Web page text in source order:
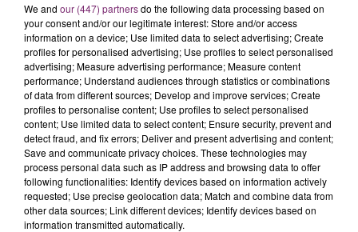
We and our (447) partnersdo the following data processing based on
your consent and/or our legitimate interest: Store and/or access
information on a device; Use limited data to select advertising; Create
profiles for personalised advertising; Use profiles to select personalised
advertising; Measure advertising performance; Measure content
performance; Understand audiences through statistics or combinations
of data from different sources; Develop and improve services; Create
profiles to personalise content; Use profiles to select personalised
content; Use limited data to select content; Ensure security, prevent and
detect fraud, and fix errors; Deliver and present advertising and content;
Save and communicate privacy choices. These technologies may
process personal data such as IP address and browsing data to offer
following functionalities: Identify devices based on information actively
requested; Use precise geolocation data; Match and combine data from
other data sources; Link different devices; Identify devices based on
information transmitted automatically.